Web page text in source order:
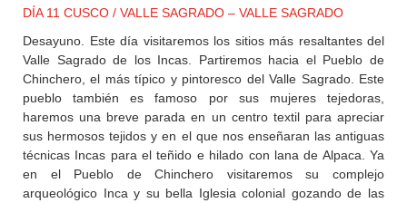
DÍA 11 CUSCO / VALLE SAGRADO – VALLE SAGRADO
Desayuno. Este día visitaremos los sitios más resaltantes del
Valle Sagrado de los Incas. Partiremos hacia el Pueblo de
Chinchero, el más típico y pintoresco del Valle Sagrado. Este
pueblo también es famoso por sus mujeres tejedoras,
haremos una breve parada en un centro textil para apreciar
sus hermosos tejidos y en el que nos enseñaran las antiguas
técnicas Incas para el teñido e hilado con lana de Alpaca. Ya
en el Pueblo de Chinchero visitaremos su complejo
arqueológico Inca y su bella Iglesia colonial gozando de las